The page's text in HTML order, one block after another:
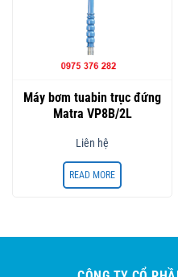
Máy bơm tuabin trục đứng
Matra VP8B/2L
Liên hệ
READ MORE